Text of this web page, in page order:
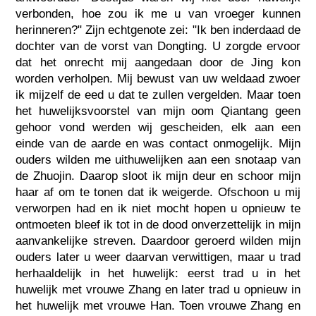
verbonden, hoe zou ik me u van vroeger kunnen
herinneren?" Zijn echtgenote zei: "Ik ben inderdaad de
dochter van de vorst van Dongting. U zorgde ervoor
dat het onrecht mij aangedaan door de Jing kon
worden verholpen. Mij bewust van uw weldaad zwoer
ik mijzelf de eed u dat te zullen vergelden. Maar toen
het huwelijksvoorstel van mijn oom Qiantang geen
gehoor vond werden wij gescheiden, elk aan een
einde van de aarde en was contact onmogelijk. Mijn
ouders wilden me uithuwelijken aan een snotaap van
de Zhuojin. Daarop sloot ik mijn deur en schoor mijn
haar af om te tonen dat ik weigerde. Ofschoon u mij
verworpen had en ik niet mocht hopen u opnieuw te
ontmoeten bleef ik tot in de dood onverzettelijk in mijn
aanvankelijke streven. Daardoor geroerd wilden mijn
ouders later u weer daarvan verwittigen, maar u trad
herhaaldelijk in het huwelijk: eerst trad u in het
huwelijk met vrouwe Zhang en later trad u opnieuw in
het huwelijk met vrouwe Han. Toen vrouwe Zhang en